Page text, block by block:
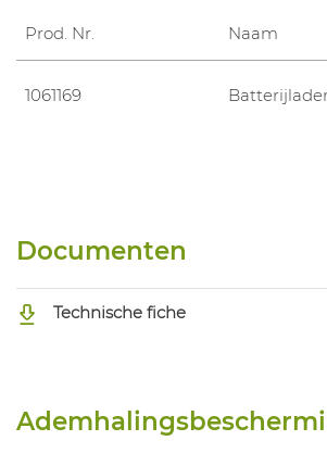
Prod. Nr. Naam
1061169
Documenten
Technische fiche